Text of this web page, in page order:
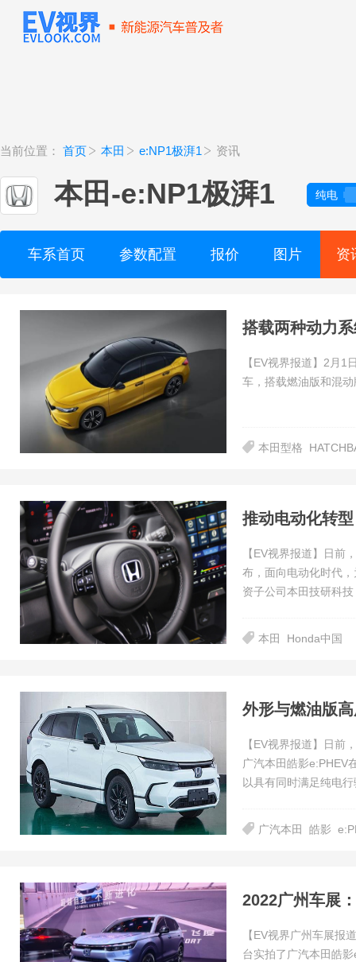
当前位置： 首页 本田 e:NP1极湃1 资讯
本田 -e:NP1极湃1 纯电
车系首页 参数配置 报价 图片 资
搭载两种动力
【EV视界报道】2月
车，搭载燃油版和混
本田型格
推动电动化转
【EV视界报道】日前
布，面向电动化时代
资子公司本田技研科
本田 Honda中国
外形与燃油版
【EV视界报道】日前
广汽本田皓影e:PHEV
以具有同时满足纯电
广汽本田 皓影
2022广州车展
【EV视界广州车展报
台实拍了广汽本田皓